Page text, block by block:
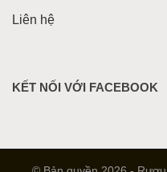
Liên hệ
KẾT NỐI VỚI FACEBOOK